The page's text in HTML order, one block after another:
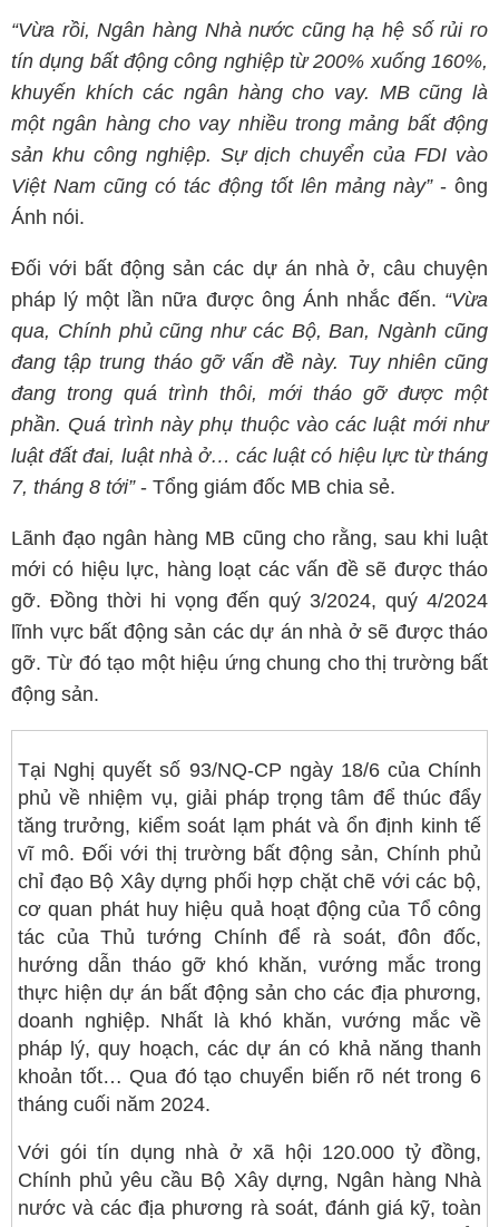
“Vừa rồi, Ngân hàng Nhà nước cũng hạ hệ số rủi ro
tín dụng bất động công nghiệp từ 200% xuống 160%,
khuyến khích các ngân hàng cho vay. MB cũng là
một ngân hàng cho vay nhiều trong mảng bất động
sản khu công nghiệp. Sự dịch chuyển của FDI vào
Việt Nam cũng có tác động tốt lên mảng này”- ông
Ánh nói.
Đối với bất động sản các dự án nhà ở, câu chuyện
pháp lý một lần nữa được ông Ánh nhắc đến. “Vừa
qua, Chính phủ cũng như các Bộ, Ban, Ngành cũng
đang tập trung tháo gỡ vấn đề này. Tuy nhiên cũng
đang trong quá trình thôi, mới tháo gỡ được một
phần. Quá trình này phụ thuộc vào các luật mới như
luật đất đai, luật nhà ở… các luật có hiệu lực từ tháng
7, tháng 8 tới” - Tổng giám đốc MB chia sẻ.
Lãnh đạo ngân hàng MB cũng cho rằng, sau khi luật
mới có hiệu lực, hàng loạt các vấn đề sẽ được tháo
gỡ. Đồng thời hi vọng đến quý 3/2024, quý 4/2024
lĩnh vực bất động sản các dự án nhà ở sẽ được tháo
gỡ. Từ đó tạo một hiệu ứng chung cho thị trường bất
động sản.
Tại Nghị quyết số 93/NQ-CP ngày 18/6 của Chính
phủ về nhiệm vụ, giải pháp trọng tâm để thúc đẩy
tăng trưởng, kiểm soát lạm phát và ổn định kinh tế
vĩ mô. Đối với thị trường bất động sản, Chính phủ
chỉ đạo Bộ Xây dựng phối hợp chặt chẽ với các bộ,
cơ quan phát huy hiệu quả hoạt động của Tổ công
tác của Thủ tướng Chính để rà soát, đôn đốc,
hướng dẫn tháo gỡ khó khăn, vướng mắc trong
thực hiện dự án bất động sản cho các địa phương,
doanh nghiệp. Nhất là khó khăn, vướng mắc về
pháp lý, quy hoạch, các dự án có khả năng thanh
khoản tốt… Qua đó tạo chuyển biến rõ nét trong 6
tháng cuối năm 2024.
Với gói tín dụng nhà ở xã hội 120.000 tỷ đồng,
Chính phủ yêu cầu Bộ Xây dựng, Ngân hàng Nhà
nước và các địa phương rà soát, đánh giá kỹ, toàn